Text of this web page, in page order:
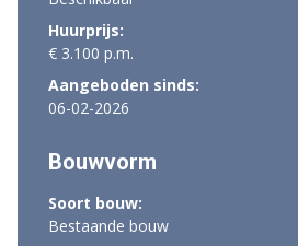
Huurprijs:
€ 3.100 p.m.
Aangeboden sinds:
06-02-2026
Bouwvorm
Soort bouw:
Bestaande bouw